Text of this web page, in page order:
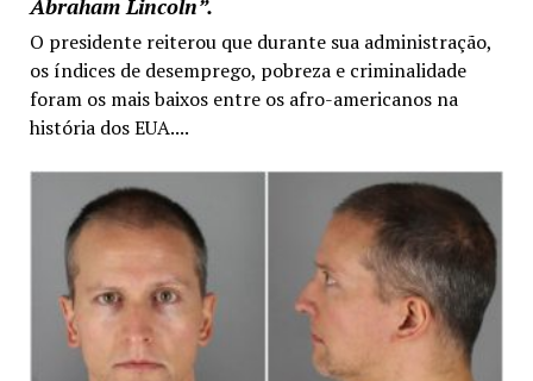
Abraham Lincoln”.
O presidente reiterou que durante sua administração,
os índices de desemprego, pobreza e criminalidade
foram os mais baixos entre os afro-americanos na
história dos EUA....